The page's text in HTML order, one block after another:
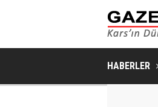
HABERLER